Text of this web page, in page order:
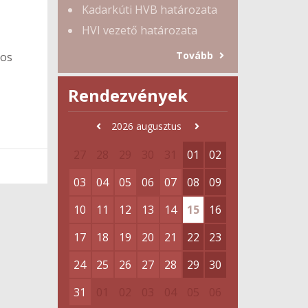
Kadarkúti HVB határozata
HVI vezető határozata
Tovább
Rendezvények
2026 augusztus
01
02
03
04 05 06 07 08
09
10
11 12 13 14 15
16
17
18 19 20 21 22
23
24
25 26 27 28 29
30
31